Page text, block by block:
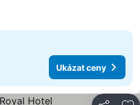
Ukázat ceny